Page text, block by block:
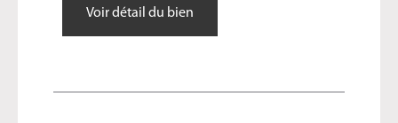
Voir détail du bien